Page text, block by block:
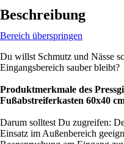
Beschreibung
Bereich überspringen
Du willst Schmutz und Nässe
Eingangsbereich sauber bleibt?
Produktmerkmale des
Fußabstreiferkasten 60x40
Darum solltest Du zugreifen:
Einsatz im Außenbereich